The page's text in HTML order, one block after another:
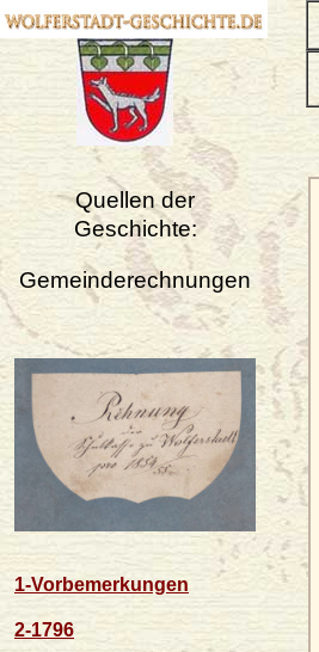
Quellen der
Geschichte:
Gemeinderechnungen
1-Vorbemerkungen
2-1796